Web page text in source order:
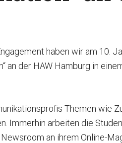
haben wir am 10.
an der HAW Hamburg in
Themen wie
Immerhin arbeiten die
an ihrem Online-